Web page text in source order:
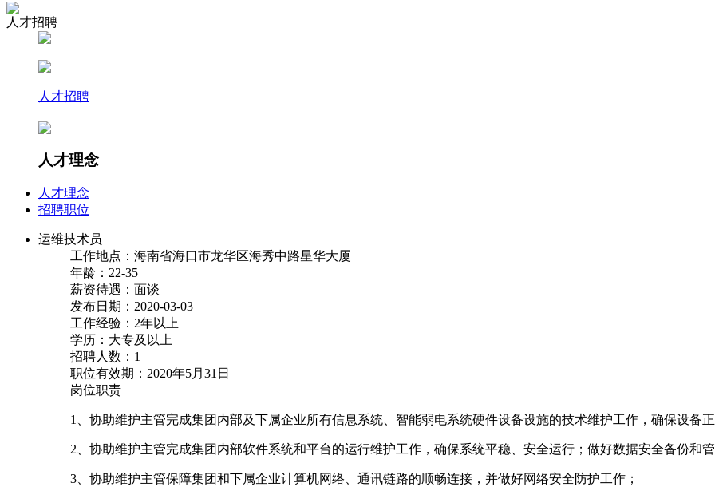
人才招聘
人才招聘
人才理念
人才理念
招聘职位
运维技术员
工作地点：海南省海口市龙华区海秀中路星华大厦
年龄：22-35
薪资待遇：面谈
发布日期：2020-03-03
工作经验：2年以上
学历：大专及以上
招聘人数：1
职位有效期：2020年5月31日
岗位职责
1、协助维护主管完成集团内部及下属企业所有信息系统、智能弱电系统硬件设备设施的技术维护工作，确保设备正
2、协助维护主管完成集团内部软件系统和平台的运行维护工作，确保系统平稳、安全运行；做好数据安全备份和管
3、协助维护主管保障集团和下属企业计算机网络、通讯链路的顺畅连接，并做好网络安全防护工作；